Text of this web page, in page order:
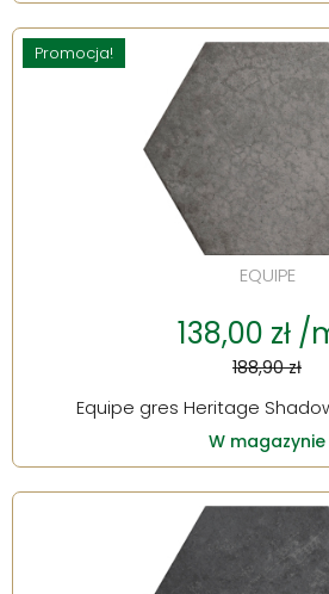
Promocja!
EQUIPE
138,00 zł /
188,90 zł
Equipe gres Heritage
W magazynie